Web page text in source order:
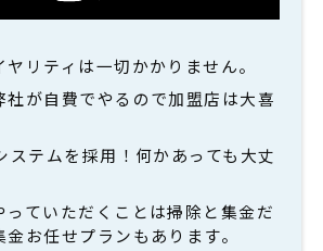
リティは一切かかりません。
社が自費でやるので加盟店は大喜
ステムを採用！何かあっても大丈
っていただくことは掃除と集金だ
お任せプランもあります。